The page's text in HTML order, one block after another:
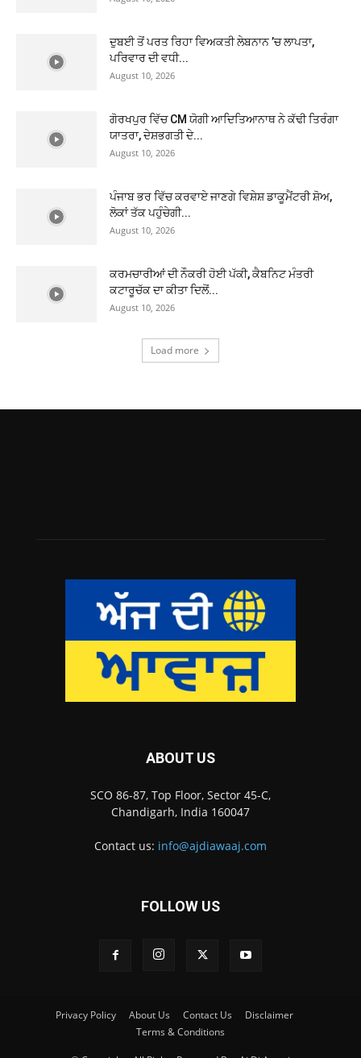
ਦੁਬਈ ਤੋਂ ਪਰਤ ਰਿਹਾ ਵਿਅਕਤੀ ਲੇਬਨਾਨ ’ਚ ਲਾਪਤਾ,
ਪਰਿਵਾਰ ਦੀ ਵਧੀ...
August 10, 2026
ਗੋਰਖਪੁਰ ਵਿੱਚ CM ਯੋਗੀ ਆਦਿਤਿਆਨਾਥ ਨੇ ਕੱਢੀ ਤਿਰੰਗਾ
ਯਾਤਰਾ, ਦੇਸ਼ਭਗਤੀ ਦੇ...
August 10, 2026
ਪੰਜਾਬ ਭਰ ਵਿੱਚ ਕਰਵਾਏ ਜਾਣਗੇ ਵਿਸ਼ੇਸ਼ ਡਾਕੂਮੈਂਟਰੀ ਸ਼ੋਅ,
ਲੋਕਾਂ ਤੱਕ ਪਹੁੰਚੇਗੀ...
August 10, 2026
ਕਰਮਚਾਰੀਆਂ ਦੀ ਨੌਕਰੀ ਹੋਈ ਪੱਕੀ, ਕੈਬਨਿਟ ਮੰਤਰੀ
ਕਟਾਰੂਚੱਕ ਦਾ ਕੀਤਾ ਦਿਲੋਂ...
August 10, 2026
Load more
ABOUT US
SCO 86-87, Top Floor, Sector 45-C,
Chandigarh, India 160047
Contact us: info@ajdiawaaj.com
FOLLOW US
Privacy Policy About Us Contact Us
Disclaimer
Terms & Conditions